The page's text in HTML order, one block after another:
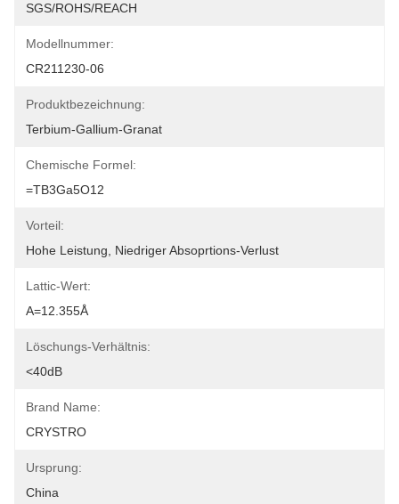
SGS/ROHS/REACH
Modellnummer:
CR211230-06
Produktbezeichnung:
Terbium-Gallium-Granat
Chemische Formel:
=TB3Ga5O12
Vorteil:
Hohe Leistung, Niedriger Absoprtions-Verlust
Lattic-Wert:
A=12.355Å
Löschungs-Verhältnis:
<40dB
Brand Name:
CRYSTRO
Ursprung:
China